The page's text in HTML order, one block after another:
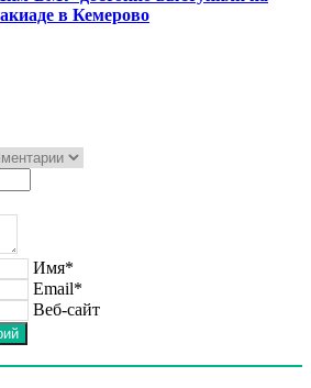
в Кемерово
Имя*
Email*
Веб-сайт